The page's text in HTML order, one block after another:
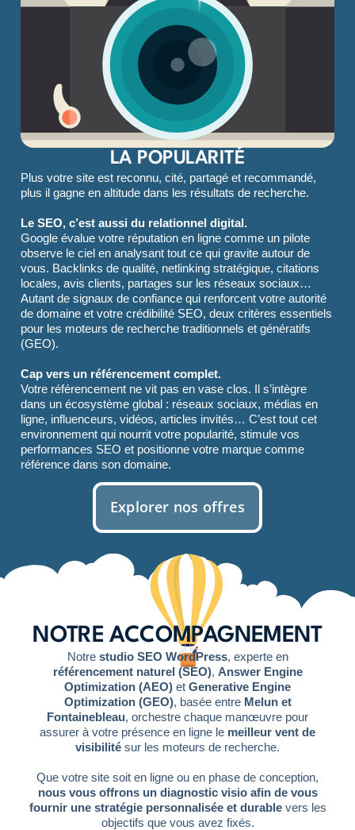
LA POPULARITÉ
Plus votre site est reconnu, cité, partagé et recommandé,
plus il gagne en altitude dans les résultats de recherche.
Le SEO, c’est aussi du relationnel digital.
Google évalue votre réputation en ligne comme un pilote
observe le ciel en analysant tout ce qui gravite autour de
vous. Backlinks de qualité, netlinking stratégique, citations
locales, avis clients, partages sur les réseaux sociaux…
Autant de signaux de confiance qui renforcent votre autorité
de domaine et votre crédibilité SEO, deux critères essentiels
pour les moteurs de recherche traditionnels et génératifs
(GEO).
Cap vers un référencement complet.
Votre référencement ne vit pas en vase clos. Il s’intègre
dans un écosystème global : réseaux sociaux, médias en
ligne, influenceurs, vidéos, articles invités… C’est tout cet
environnement qui nourrit votre popularité, stimule vos
performances SEO et positionne votre marque comme
référence dans son domaine.
Explorer nos offres
NOTRE ACCOMPAGNEMENT
Notre studio SEO WordPress, experte en
référencement naturel (SEO), Answer Engine
Optimization (AEO) et Generative Engine
Optimization (GEO), basée entre Melun et
Fontainebleau, orchestre chaque manœuvre pour
assurer à votre présence en ligne le meilleur vent de
visibilité sur les moteurs de recherche.
Que votre site soit en ligne ou en phase de conception,
nous vous offrons un diagnostic visio afin de vous
fournir une stratégie personnalisée et durablevers les
objectifs que vous avez fixés.